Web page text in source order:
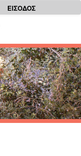
ΕΙΣΟΔΟΣ